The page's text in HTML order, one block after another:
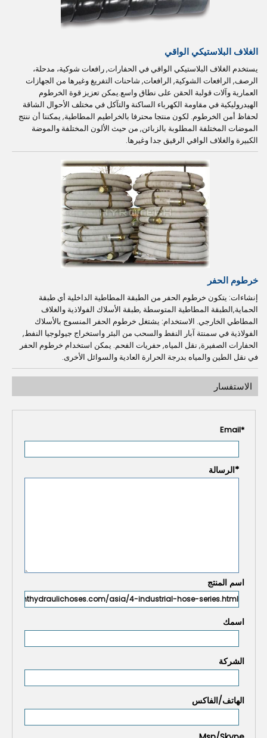
الغلاف البلاستيكي الواقي
يستخدم الغلاف البلاستيكي الواقي في الحفارات, رافعات شوكية، مدحلة،
الرصف, الرافعات الشوكية, الرافعات, شاحنات التفريغ وغيرها من الجهازات
العمارية وآلات قولبة الحقن على نطاق واسع.يمكن تعزيز قوة الخرطوم
الهيدروليكية في مقاومة الكهرباء الساكنة والتآكل في مختلف الأحوال الشاقة
لحفاظ أمن الخرطوم. لكون منتجا محترفا بالخراطيم المطاطية, يمكننا أن ننتج
الموضات المختلفة المطلوبة بالزبائن, من حيث الألون المختلفة والموضة
الكبيرة والغلاف الواقي الرقيق جدا وغيرها.
خرطوم الحفر
إنشاءات: يتكون خرطوم الحفر من الطبقة المطاطية الداخلية أي طبقة
الحماية,الطبقة المطاطية المتوسطة ,طبقة الأسلاك الفولاذية والغلاف
المطاطي الخارجي. الاستخدام: يشتغل خرطوم الحفر المنسوج بالأسلاك
الفولاذية في سمنتة آبار النفط والسحب من البئر واستخراج جيولوجيا النفط,
الحفارات الصفيرة, نقل المياه, حفريات الفحم. يمكن استخدام خرطوم الحفر
في نقل الطين والمياه بدرجة الحرارة العادية والسوائل الأخرى.
الاستفسار
*
Email
*الرسالة
اسم المنتج
اسمك
الشركة
الهاتف/الفاكس